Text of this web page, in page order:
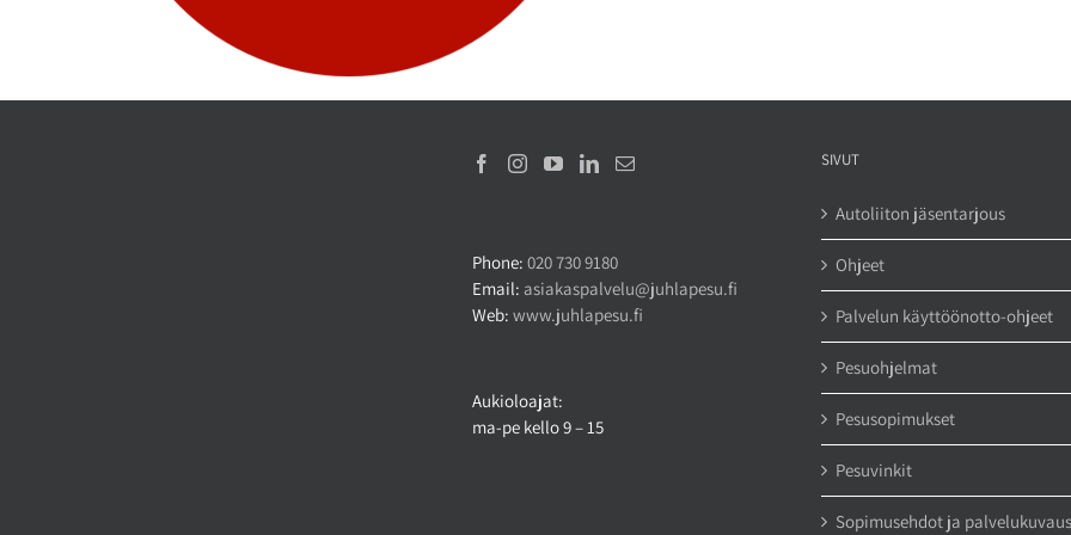
Phone: 020 730 9180
Email: asiakaspalvelu@juhlapesu.fi
Web: www.juhlapesu.fi
Aukioloajat:
ma-pe kello 9 – 15
SIVUT
Autoliiton jäsentarjous
Ohjeet
Palvelun käyttöönotto-ohjeet
Pesuohjelmat
Pesusopimukset
Pesuvinkit
Sopimusehdot ja palvelukuvaus